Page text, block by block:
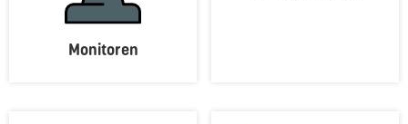
Monitoren